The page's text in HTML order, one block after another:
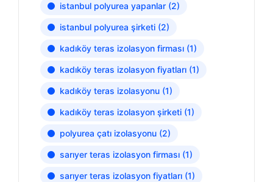
istanbul polyurea yapanlar (2)
istanbul polyurea şirketi (2)
kadıköy teras izolasyon firması (1)
kadıköy teras izolasyon fiyatları (1)
kadıköy teras izolasyonu (1)
kadıköy teras izolasyon şirketi (1)
polyurea çatı izolasyonu (2)
sarıyer teras izolasyon firması (1)
sarıyer teras izolasyon fiyatları (1)